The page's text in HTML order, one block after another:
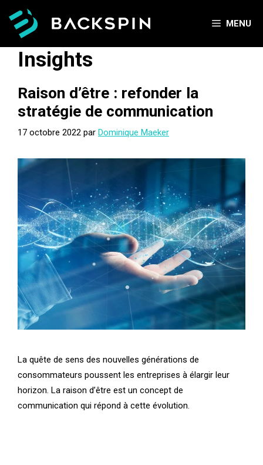
contenu
MENU
Insights
Raison d’être : refonder la
stratégie de communication
17 octobre 2022 par Dominique Maeker
La quête de sens des nouvelles générations de
consommateurs poussent les entreprises à élargir leur
horizon. La raison d’être est un concept de
communication qui répond à cette évolution.